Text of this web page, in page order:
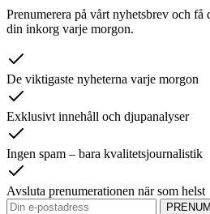
Prenumerera på vårt nyhetsbrev och få
din inkorg varje morgon.
De viktigaste nyheterna varje morgon
Exklusivt innehåll och djupanalyser
Ingen spam – bara kvalitetsjournalistik
Avsluta prenumerationen när som helst